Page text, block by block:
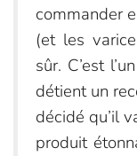
commander
(et les
sûr. C’est
détient un
décidé qu’il
produit